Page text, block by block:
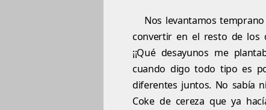
Nos levantamos
convertir en el resto de los
¡¡Qué desayunos me
cuando digo todo tipo es
diferentes juntos. No sabía
Coke de cereza que ya